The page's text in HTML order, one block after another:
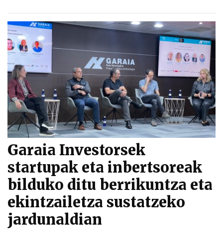
Garaia Investorsek
startupak eta inbertsoreak
bilduko ditu berrikuntza eta
ekintzailetza sustatzeko
jardunaldian